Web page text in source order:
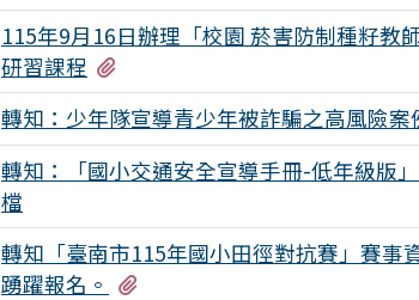
115年9月16日辦理「校園 菸害防制種籽教師
研習課程
轉知：少年隊宣導青少年被詐騙之高風險案
轉知：「國小交通安全宣導手冊-低年級版
檔
轉知「臺南市115年國小田徑對抗賽」賽事
踴躍報名。